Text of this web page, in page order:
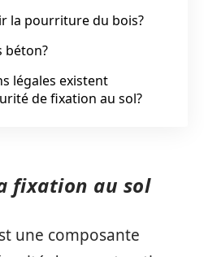
la pourriture du bois?
béton?
légales existent
de fixation au sol?
fixation au sol
une composante